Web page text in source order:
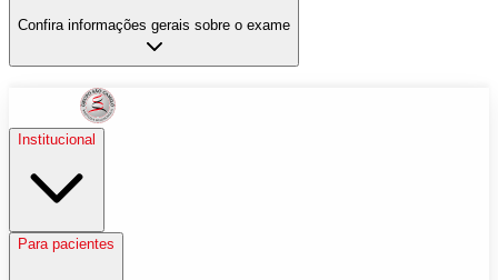
Confira informações gerais sobre o exame
Institucional
Para pacientes